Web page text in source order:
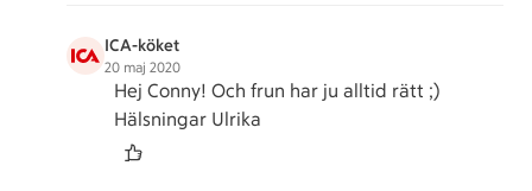
ICA-köket
20 maj 2020
Hej Conny! Och frun har ju alltid rätt ;)
Hälsningar Ulrika